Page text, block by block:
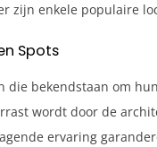
zijn enkele populaire
Spots
die bekendstaan om
wordt door de
ervaring